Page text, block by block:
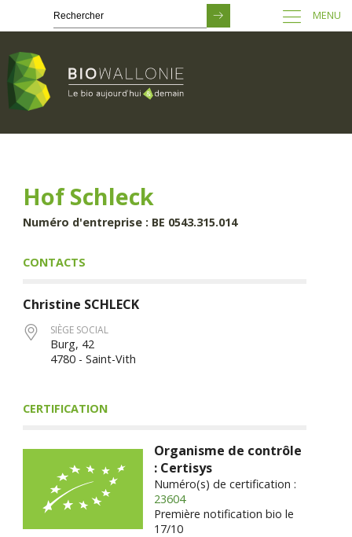
principal
MENU
Hof Schleck
Numéro d'entreprise : BE 0543.315.014
CONTACTS
Christine SCHLECK
SIÈGE SOCIAL
Burg, 42
4780 - Saint-Vith
CERTIFICATION
Organisme de contrôle
: Certisys
Numéro(s) de certification :
23604
Première notification bio le
17/10